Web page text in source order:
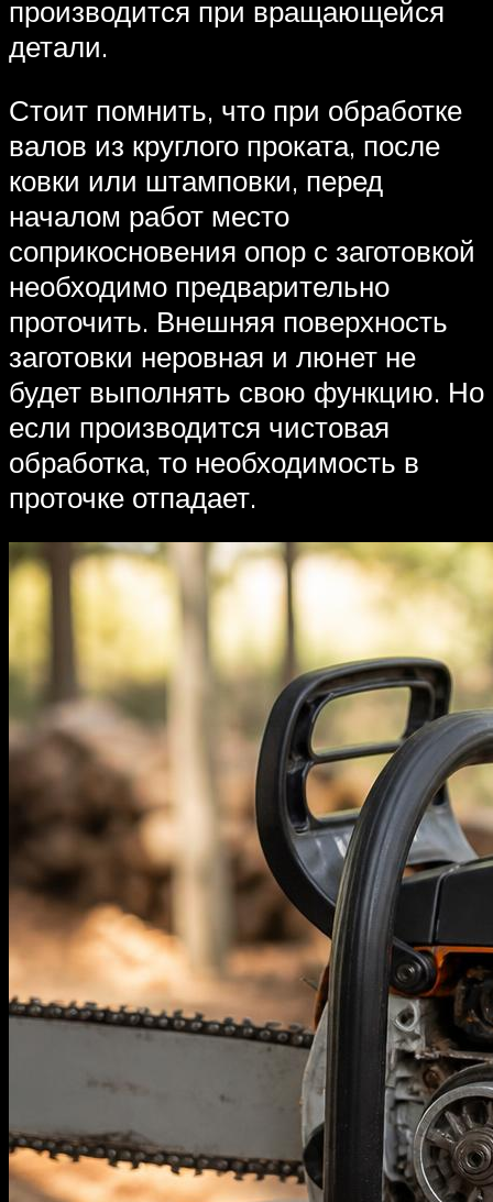
производится при вращающейся
детали.
Стоит помнить, что при обработке
валов из круглого проката, после
ковки или штамповки, перед
началом работ место
соприкосновения опор с заготовкой
необходимо предварительно
проточить. Внешняя поверхность
заготовки неровная и люнет не
будет выполнять свою функцию. Но
если производится чистовая
обработка, то необходимость в
проточке отпадает.